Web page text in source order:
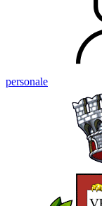
personale